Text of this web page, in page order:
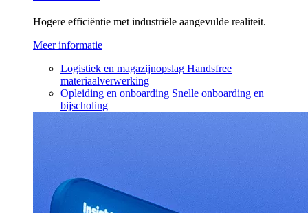
Hogere efficiëntie met industriële aangevulde realiteit.
Meer informatie
Logistiek en magazijnopslag Handsfree
materiaalverwerking
Opleiding en onboarding Snelle onboarding en
bijscholing